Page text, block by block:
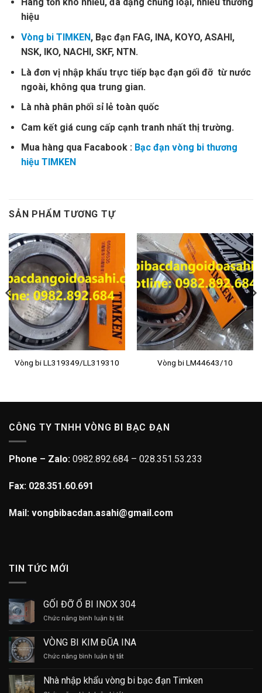
Hàng tồn kho nhiều, đa dạng chủng loại, nhiều thương
hiệu
Vòng bi TIMKEN, Bạc đạn FAG, INA, KOYO, ASAHI,
NSK, IKO, NACHI, SKF, NTN.
Là đơn vị nhập khẩu trực tiếp bạc đạn gối đỡ từ nước
ngoài, không qua trung gian.
Là nhà phân phối sỉ lẻ toàn quốc
Cam kết giá cung cấp cạnh tranh nhất thị trường.
Mua hàng qua Facabook : Bạc đạn vòng bi thương
hiệu TIMKEN
SẢN PHẨM TƯƠNG TỰ
Vòng bi LL319349/LL319310 Vòng bi LM44643/10
CÔNG TY TNHH VÒNG BI BẠC ĐẠN
Phone – Zalo: 0982.892.684 – 028.351.53.233
Fax: 028.351.60.691
Mail: vongbibacdan.asahi@gmail.com
TIN TỨC MỚI
GỐI ĐỠ Ổ BI INOX 304
Chức năng bình luận bị tắtở
ĐỠ
Ổ
BI
304
VÒNG BI KIM ĐŨA INA
Chức năng bình luận bị tắtở
BI
KIM
Nhà nhập khẩu vòng bi bạc đạn Timken